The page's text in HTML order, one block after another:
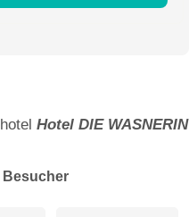
Hotel DIE WASNERIN
Besucher